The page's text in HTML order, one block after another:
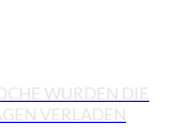
WURDEN DIE
VERLADEN